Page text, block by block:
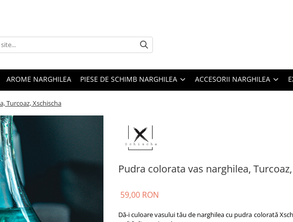
AROME NARGHILEA PIESE DE SCHIMB NARGHILEA ACCESORII NARGHILEA
Turcoaz, Xschischa
Pudra colorata vas narghilea,
59,00 RON
Dă-i culoare vasului tău de narghilea cu pudra colorată